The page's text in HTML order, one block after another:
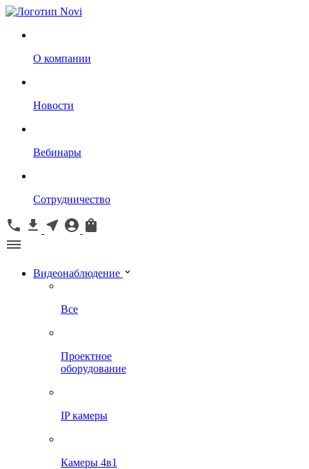
О компании
Новости
Вебинары
Сотрудничество
Видеонаблюдение
Все
Проектное
оборудование
IP камеры
Камеры 4в1